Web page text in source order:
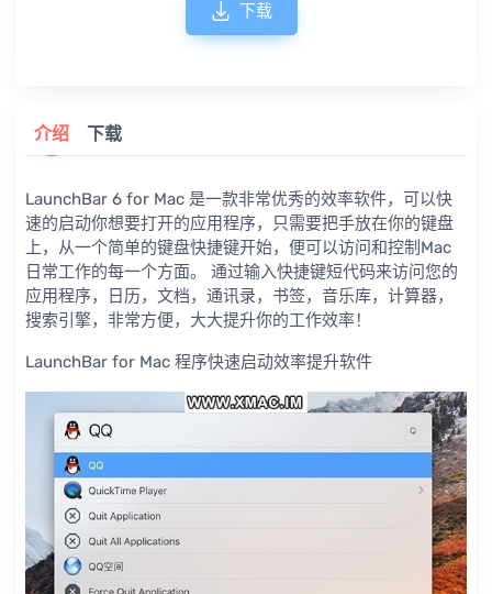
下载
介绍 下载
LaunchBar 6 for Mac 是一款非常优秀的效率软件，可以快
速的启动你想要打开的应用程序，只需要把手放在你的键盘
上，从一个简单的键盘快捷键开始，便可以访问和控制Mac
日常工作的每一个方面。 通过输入快捷键短代码来访问您的
应用程序，日历，文档，通讯录，书签，音乐库，计算器，
搜索引擎，非常方便，大大提升你的工作效率！
LaunchBar for Mac 程序快速启动效率提升软件